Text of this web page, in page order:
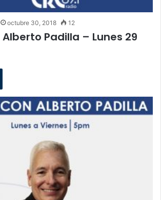
octubre 30, 2018 12
Alberto Padilla – Lunes 29